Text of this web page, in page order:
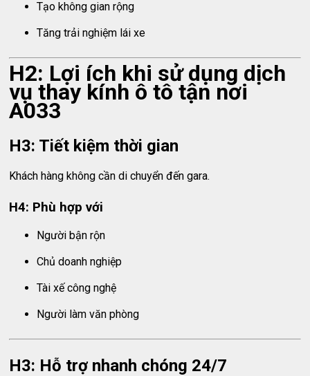
Tạo không gian rộng
Tăng trải nghiệm lái xe
H2: Lợi ích khi sử dụng dịch
vụ thay kính ô tô tận nơi
A033
H3: Tiết kiệm thời gian
Khách hàng không cần di chuyển đến gara.
H4: Phù hợp với
Người bận rộn
Chủ doanh nghiệp
Tài xế công nghệ
Người làm văn phòng
H3: Hỗ trợ nhanh chóng 24/7